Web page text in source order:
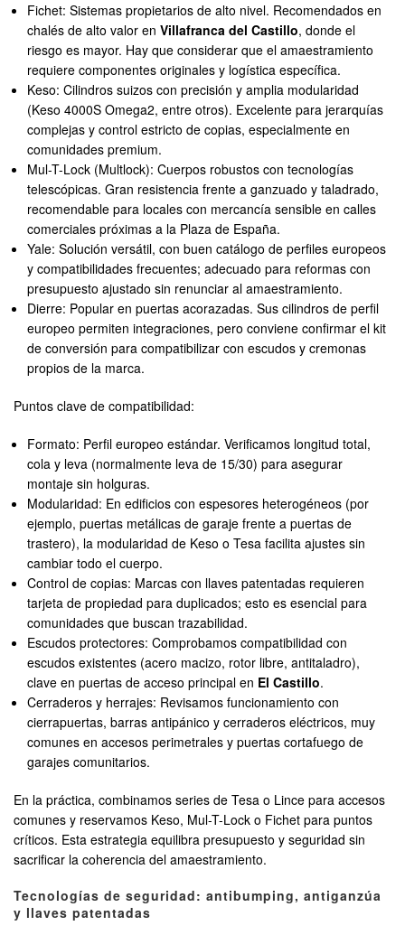
Fichet: Sistemas propietarios de alto nivel. Recomendados en
chalés de alto valor enVillafranca del Castillo, donde el
riesgo es mayor. Hay que considerar que el amaestramiento
requiere componentes originales y logística específica.
Keso: Cilindros suizos con precisión y amplia modularidad
(Keso 4000S Omega2, entre otros). Excelente para jerarquías
complejas y control estricto de copias, especialmente en
comunidades premium.
Mul-T-Lock (Multlock): Cuerpos robustos con tecnologías
telescópicas. Gran resistencia frente a ganzuado y taladrado,
recomendable para locales con mercancía sensible en calles
comerciales próximas a la Plaza de España.
Yale: Solución versátil, con buen catálogo de perfiles europeos
y compatibilidades frecuentes; adecuado para reformas con
presupuesto ajustado sin renunciar al amaestramiento.
Dierre: Popular en puertas acorazadas. Sus cilindros de perfil
europeo permiten integraciones, pero conviene confirmar el kit
de conversión para compatibilizar con escudos y cremonas
propios de la marca.
Puntos clave de compatibilidad:
Formato: Perfil europeo estándar. Verificamos longitud total,
cola y leva (normalmente leva de 15/30) para asegurar
montaje sin holguras.
Modularidad: En edificios con espesores heterogéneos (por
ejemplo, puertas metálicas de garaje frente a puertas de
trastero), la modularidad de Keso o Tesa facilita ajustes sin
cambiar todo el cuerpo.
Control de copias: Marcas con llaves patentadas requieren
tarjeta de propiedad para duplicados; esto es esencial para
comunidades que buscan trazabilidad.
Escudos protectores: Comprobamos compatibilidad con
escudos existentes (acero macizo, rotor libre, antitaladro),
clave en puertas de acceso principal en El Castillo.
Cerraderos y herrajes: Revisamos funcionamiento con
cierrapuertas, barras antipánico y cerraderos eléctricos, muy
comunes en accesos perimetrales y puertas cortafuego de
garajes comunitarios.
En la práctica, combinamos series de Tesa o Lince para accesos
comunes y reservamos Keso, Mul-T-Lock o Fichet para puntos
críticos. Esta estrategia equilibra presupuesto y seguridad sin
sacrificar la coherencia del amaestramiento.
Tecnologías de seguridad: antibumping, antiganzúa
y llaves patentadas